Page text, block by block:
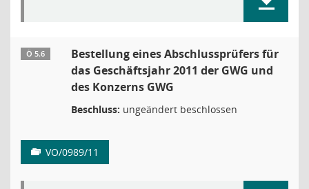
Ö 5.6
Bestellung eines Abschlussprüfers für
das Geschäftsjahr 2011 der GWG und
des Konzerns GWG
Beschluss: ungeändert beschlossen
VO/0989/11